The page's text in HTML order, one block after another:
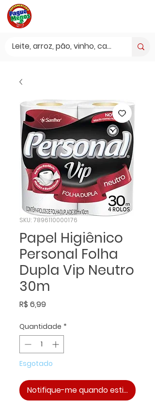
SKU: 7896110000176
Papel Higiênico
Personal Folha
Dupla Vip Neutro
30m
R$ 6,99Preço
Quantidade *
Esgotado
Notifique-me quando estiver